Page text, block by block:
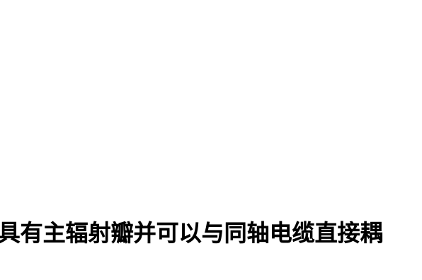
有主辐射瓣并可以与同轴电缆直接耦